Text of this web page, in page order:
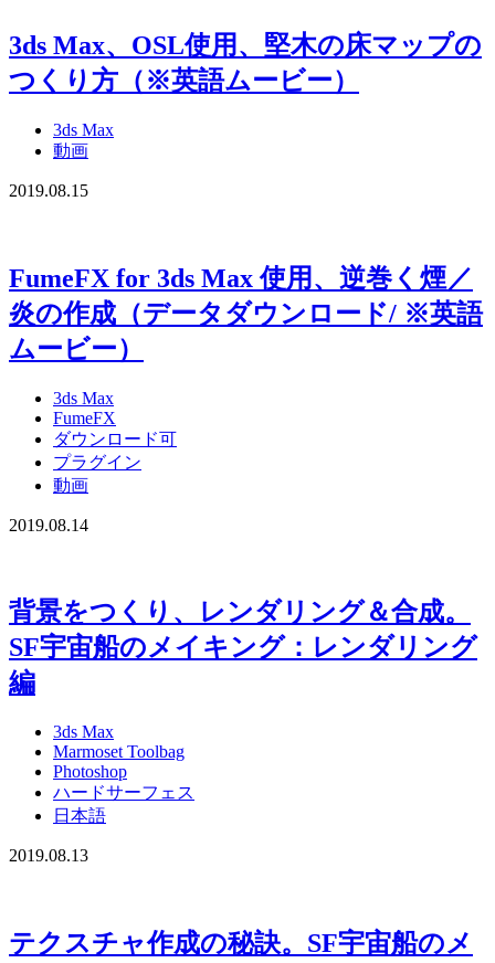
3ds Max、OSL使用、堅木の床マップの
つくり方（※英語ムービー）
3ds Max
動画
2019.08.15
FumeFX for 3ds Max 使用、逆巻く煙／
炎の作成（データダウンロード/ ※英語
ムービー）
3ds Max
FumeFX
ダウンロード可
プラグイン
動画
2019.08.14
背景をつくり、レンダリング＆合成。
SF宇宙船のメイキング：レンダリング
編
3ds Max
Marmoset Toolbag
Photoshop
ハードサーフェス
日本語
2019.08.13
テクスチャ作成の秘訣。SF宇宙船のメ